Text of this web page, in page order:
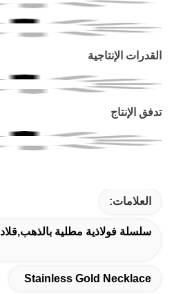
القدرات الإنتاجية
تدفق الإنتاج
العلامات:
سلسلة فولاذية مطلية
Stainless Gold Necklace